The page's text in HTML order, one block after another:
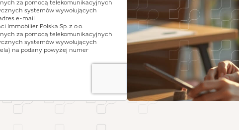
za pomocą telekomunikacyjnych
systemów wywołujących
e-mail
Immobilier Polska Sp. z o.o.
za pomocą telekomunikacyjnych
systemów wywołujących
na podany powyżej numer